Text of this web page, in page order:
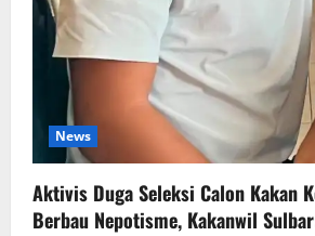
News
Aktivis Duga Seleksi Calon Kakan
Berbau Nepotisme, Kakanwil